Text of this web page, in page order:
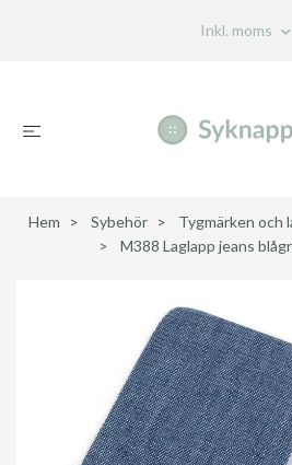
Inkl. moms
Hem Sybehör Tygmärken och
M388 Laglapp jeans